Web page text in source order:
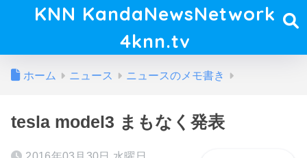
KNN KandaNewsNetwork
4knn.tv
ホーム ニュース ニュースのメモ書き
tesla model3 まもなく発表